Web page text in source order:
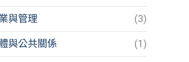
與管理 (3)
與公共關係 (1)